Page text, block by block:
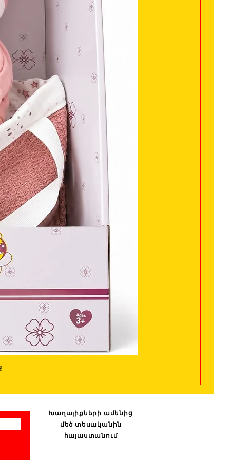
Խաղալիքների ամենից
մեծ տեսականին
հայաստանում